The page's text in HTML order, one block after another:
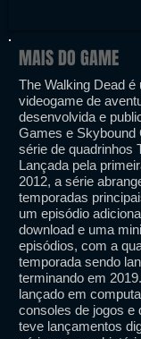
MAIS DO GAME
The Walking Dead é
videogame de
desenvolvida e
Games e Skybound
série de quadrinhos
Lançada pela
2012, a série
temporadas
um episódio
download e uma
episódios, com a
temporada sendo
terminando em
lançado em
consoles de jogos e
teve lançamentos